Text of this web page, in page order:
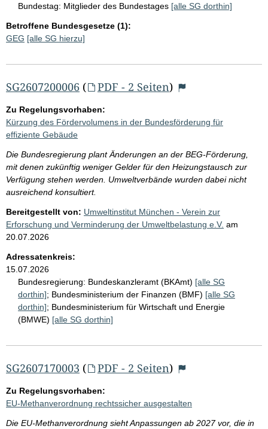
Bundestag: Mitglieder des Bundestages [alle SG dorthin]
Betroffene Bundesgesetze (1):
GEG [alle SG hierzu]
SG2607200006 ( PDF - 2 Seiten)
Zu Regelungsvorhaben:
Kürzung des Fördervolumens in der Bundesförderung für
effiziente Gebäude
Die Bundesregierung plant Änderungen an der BEG-Förderung,
mit denen zukünftig weniger Gelder für den Heizungstausch zur
Verfügung stehen werden. Umweltverbände wurden dabei nicht
ausreichend konsultiert.
Bereitgestellt von: Umweltinstitut München - Verein zur
Erforschung und Verminderung der Umweltbelastung e.V. am
20.07.2026
Adressatenkreis:
15.07.2026
Bundesregierung: Bundeskanzleramt (BKAmt) [alle SG
dorthin]; Bundesministerium der Finanzen (BMF) [alle SG
dorthin]; Bundesministerium für Wirtschaft und Energie
(BMWE) [alle SG dorthin]
SG2607170003 ( PDF - 2 Seiten)
Zu Regelungsvorhaben:
EU-Methanverordnung rechtssicher ausgestalten
Die EU-Methanverordnung sieht Anpassungen ab 2027 vor, die in